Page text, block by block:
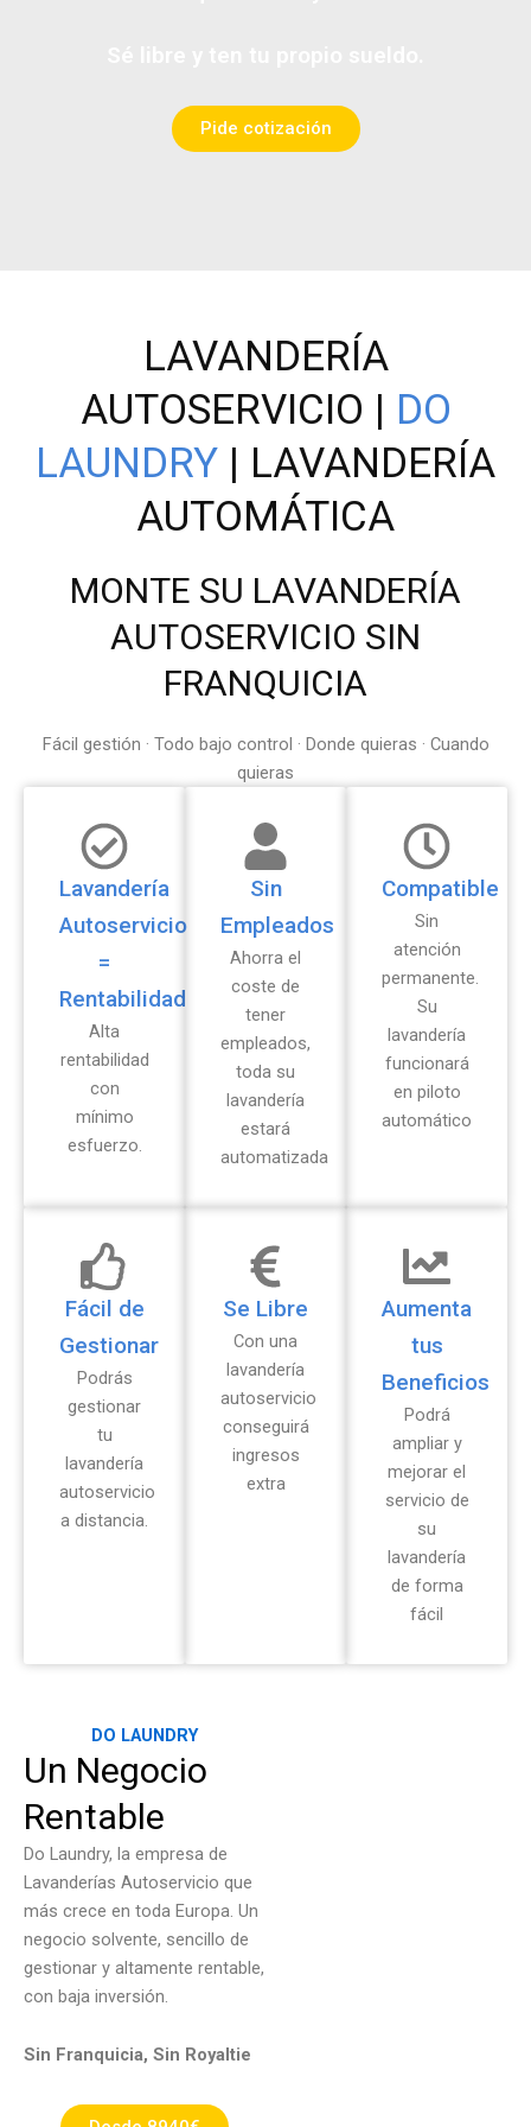
Pide cotización
LAVANDERÍA
AUTOSERVICIO | DO
LAUNDRY | LAVANDERÍA
AUTOMÁTICA
MONTE SU LAVANDERÍA
AUTOSERVICIO SIN
FRANQUICIA
Fácil gestión · Todo bajo control · Donde quieras · Cuando
quieras
Lavandería
Autoservicio
=
Rentabilidad
Alta
rentabilidad
con
mínimo
esfuerzo.
Sin
Empleados
Ahorra el
coste de
tener
empleados,
toda su
lavandería
estará
automatizada
Compatible
Sin
atención
permanente.
Su
lavandería
funcionará
en piloto
automático
Fácil de
Gestionar
Podrás
gestionar
tu
lavandería
autoservicio
a distancia.
Se Libre
Con una
lavandería
autoservicio
conseguirá
ingresos
extra
Aumenta
tus
Beneficios
Podrá
ampliar y
mejorar el
servicio de
su
lavandería
de forma
fácil
DO LAUNDRY
Un Negocio
Rentable
Do Laundry, la empresa de
Lavanderías Autoservicio que
más crece en toda Europa. Un
negocio solvente, sencillo de
gestionar y altamente rentable,
con baja inversión.
Sin Franquicia, Sin Royaltie